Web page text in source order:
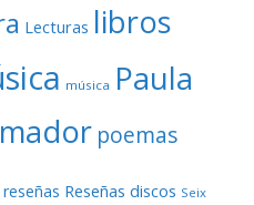
Lecturas libros
música Paula
poemas
reseñas Reseñas discos Seix